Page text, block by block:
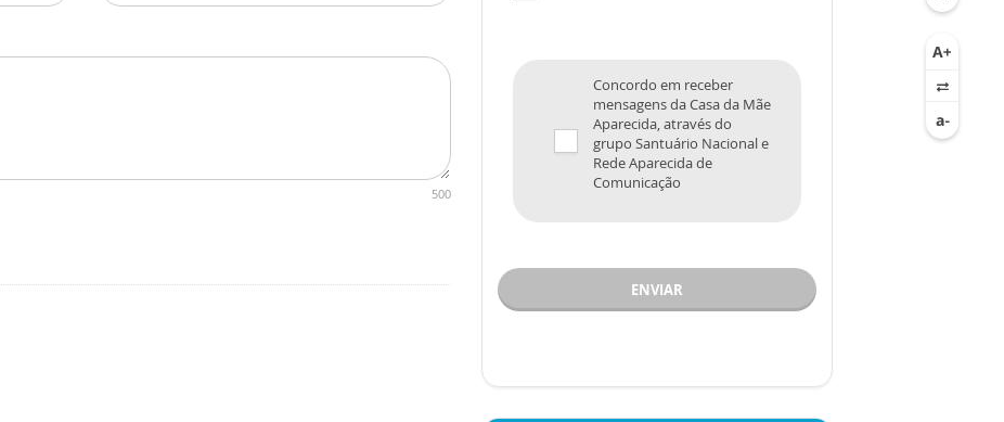
500
Concordo em receber
mensagens da Casa da Mãe
Aparecida, através do
grupo Santuário Nacional e
Rede Aparecida de
Comunicação
ENVIAR